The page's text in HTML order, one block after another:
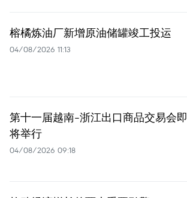
榕橘炼油厂新增原油储罐竣工投运
04/08/2026 11:13
第十一届越南-浙江出口商品交易会即
将举行
04/08/2026 09:18